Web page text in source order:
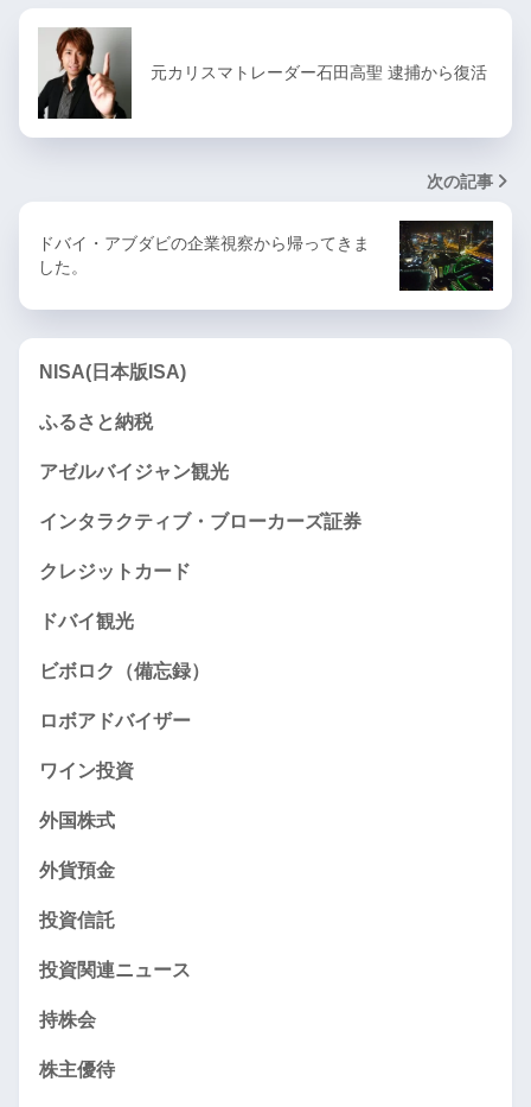
元カリスマトレーダー石田高聖 逮捕から復活
次の記事
ドバイ・アブダビの企業視察から帰ってきま
した。
NISA(日本版ISA)
ふるさと納税
アゼルバイジャン観光
インタラクティブ・ブローカーズ証券
クレジットカード
ドバイ観光
ビボロク（備忘録）
ロボアドバイザー
ワイン投資
外国株式
外貨預金
投資信託
投資関連ニュース
持株会
株主優待